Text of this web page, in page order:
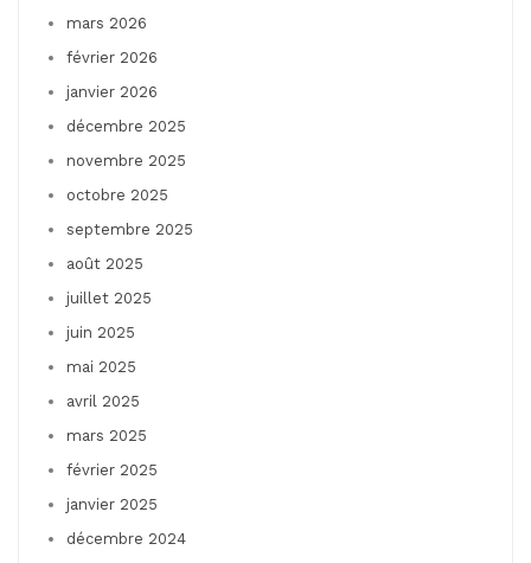
mars 2026
février 2026
janvier 2026
décembre 2025
novembre 2025
octobre 2025
septembre 2025
août 2025
juillet 2025
juin 2025
mai 2025
avril 2025
mars 2025
février 2025
janvier 2025
décembre 2024